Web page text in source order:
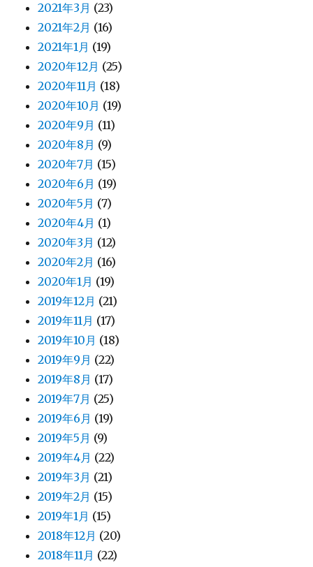
2021年3月 (23)
2021年2月 (16)
2021年1月 (19)
2020年12月 (25)
2020年11月 (18)
2020年10月 (19)
2020年9月 (11)
2020年8月 (9)
2020年7月 (15)
2020年6月 (19)
2020年5月 (7)
2020年4月 (1)
2020年3月 (12)
2020年2月 (16)
2020年1月 (19)
2019年12月 (21)
2019年11月 (17)
2019年10月 (18)
2019年9月 (22)
2019年8月 (17)
2019年7月 (25)
2019年6月 (19)
2019年5月 (9)
2019年4月 (22)
2019年3月 (21)
2019年2月 (15)
2019年1月 (15)
2018年12月 (20)
2018年11月 (22)